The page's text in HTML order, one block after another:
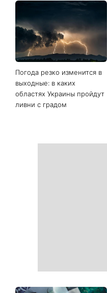
Погода резко изменится в
выходные: в каких
областях Украины пройдут
ливни с градом